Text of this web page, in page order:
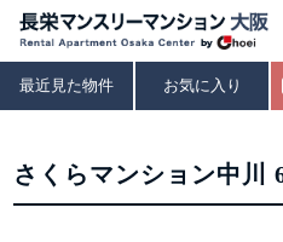
最近見た物件 お気に入り
さくらマンション中川